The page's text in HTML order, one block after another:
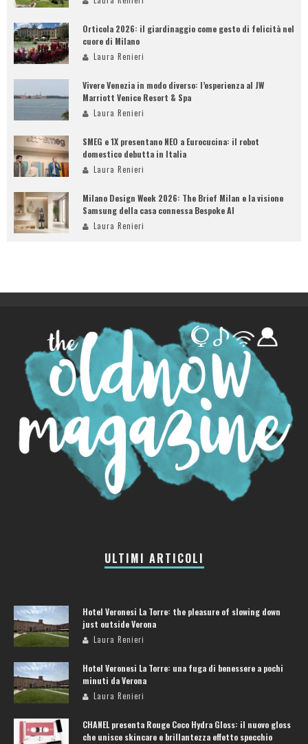
Orticola 2026: il giardinaggio come gesto di felicità nel
cuore di Milano
Laura Renieri
Vivere Venezia in modo diverso: l’esperienza al JW
Marriott Venice Resort & Spa
Laura Renieri
SMEG e 1X presentano NEO a Eurocucina: il robot
domestico debutta in Italia
Laura Renieri
Milano Design Week 2026: The Brief Milan e la visione
Samsung della casa connessa Bespoke AI
Laura Renieri
ULTIMI ARTICOLI
Hotel Veronesi La Torre: the pleasure of slowing down
just outside Verona
Laura Renieri
Hotel Veronesi La Torre: una fuga di benessere a pochi
minuti da Verona
Laura Renieri
CHANEL presenta Rouge Coco Hydra Gloss: il nuovo gloss
che unisce skincare e brillantezza effetto specchio